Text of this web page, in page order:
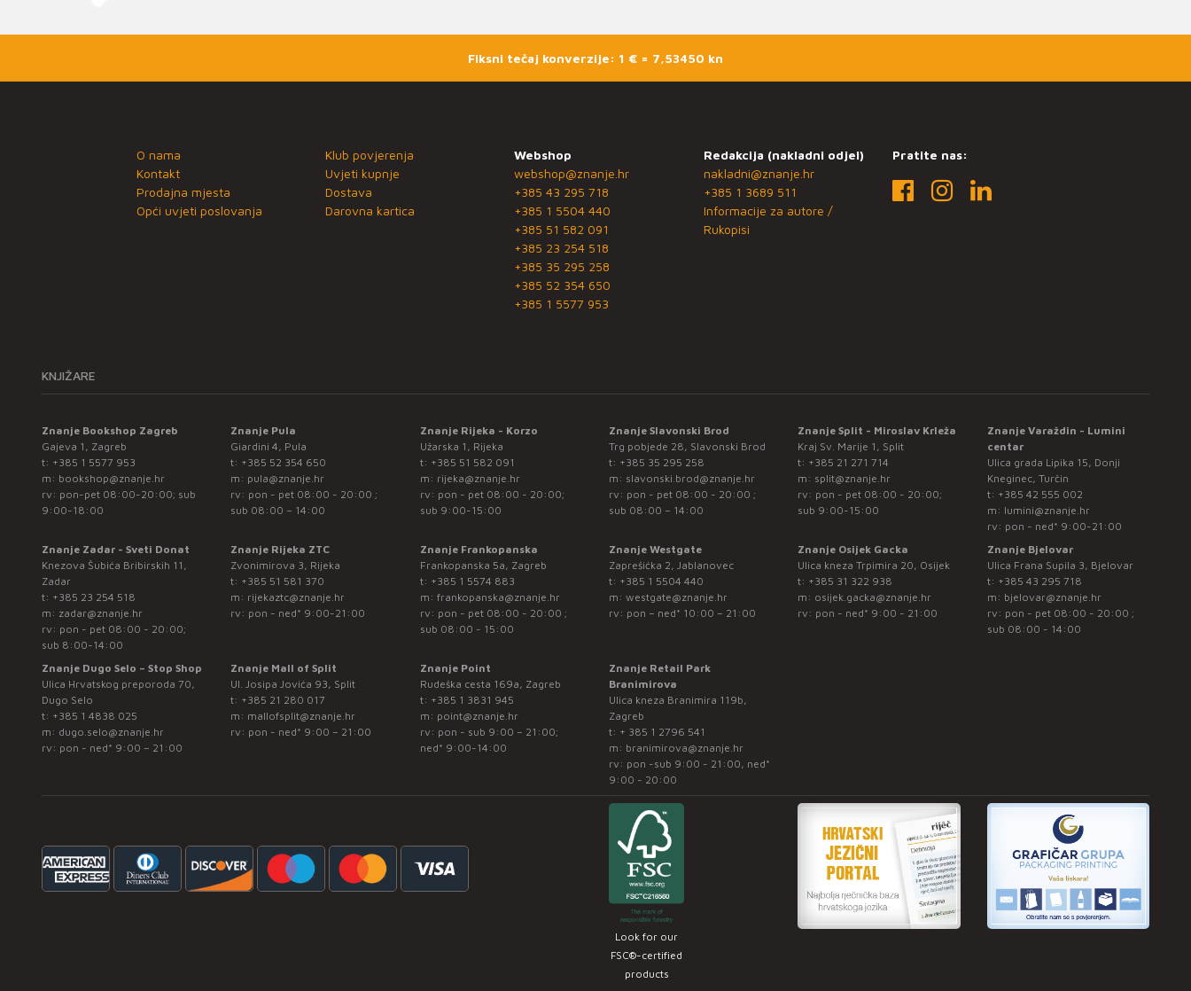
Fiksni tečaj konverzije: 1 € = 7,53450 kn
O nama
Kontakt
Prodajna mjesta
Opći uvjeti poslovanja
Klub povjerenja
Uvjeti kupnje
Dostava
Darovna kartica
Webshop
webshop@znanje.hr
+385 43 295 718
+385 1 5504 440
+385 51 582 091
+385 23 254 518
+385 35 295 258
+385 52 354 650
+385 1 5577 953
Redakcija (nakladni odjel)
nakladni@znanje.hr
+385 1 3689 511
Informacije za autore /
Rukopisi
Pratite nas:
KNJIŽARE
Znanje Bookshop Zagreb
Gajeva 1, Zagreb
t: +385 1 5577 953
m: bookshop@znanje.hr
rv: pon-pet 08:00-20:00; sub
9:00-18:00
Znanje Pula
Giardini 4, Pula
t: +385 52 354 650
m: pula@znanje.hr
rv: pon - pet 08:00 - 20:00 ;
sub 08:00 – 14:00
Znanje Rijeka - Korzo
Užarska 1, Rijeka
t: +385 51 582 091
m: rijeka@znanje.hr
rv: pon - pet 08:00 - 20:00;
sub 9:00-15:00
Znanje Slavonski Brod
Trg pobjede 28, Slavonski Brod
t: +385 35 295 258
m: slavonski.brod@znanje.hr
rv: pon - pet 08:00 - 20:00 ;
sub 08:00 – 14:00
Znanje Split - Miroslav Krleža
Kraj Sv. Marije 1, Split
t: +385 21 271 714
m: split@znanje.hr
rv: pon - pet 08:00 - 20:00;
sub 9:00-15:00
Znanje Varaždin - Lumini
centar
Ulica grada Lipika 15, Donji
Kneginec, Turčin
t: +385 42 555 002
m: lumini@znanje.hr
rv: pon - ned* 9:00-21:00
Znanje Zadar - Sveti Donat
Knezova Šubića Bribirskih 11,
Zadar
t: +385 23 254 518
m: zadar@znanje.hr
rv: pon - pet 08:00 - 20:00;
sub 8:00-14:00
Znanje Rijeka ZTC
Zvonimirova 3, Rijeka
t: +385 51 581 370
m: rijekaztc@znanje.hr
rv: pon - ned* 9:00-21:00
Znanje Frankopanska
Frankopanska 5a, Zagreb
t: +385 1 5574 883
m: frankopanska@znanje.hr
rv: pon - pet 08:00 - 20:00 ;
sub 08:00 - 15:00
Znanje Westgate
Zaprešićka 2, Jablanovec
t: +385 1 5504 440
m: westgate@znanje.hr
rv: pon – ned* 10:00 – 21:00
Znanje Osijek Gacka
Ulica kneza Trpimira 20, Osijek
t: +385 31 322 938
m: osijek.gacka@znanje.hr
rv: pon - ned* 9:00 - 21:00
Znanje Bjelovar
Ulica Frana Supila 3, Bjelovar
t: +385 43 295 718
m: bjelovar@znanje.hr
rv: pon - pet 08:00 - 20:00 ;
sub 08:00 - 14:00
Znanje Dugo Selo – Stop Shop
Ulica Hrvatskog preporoda 70,
Dugo Selo
t: +385 1 4838 025
m: dugo.selo@znanje.hr
rv: pon - ned* 9:00 – 21:00
Znanje Mall of Split
Ul. Josipa Jovića 93, Split
t: +385 21 280 017
m: mallofsplit@znanje.hr
rv: pon - ned* 9:00 – 21:00
Znanje Point
Rudeška cesta 169a, Zagreb
t: +385 1 3831 945
m: point@znanje.hr
rv: pon - sub 9:00 – 21:00;
ned* 9:00-14:00
Znanje Retail Park
Branimirova
Ulica kneza Branimira 119b,
Zagreb
t: + 385 1 2796 541
m: branimirova@znanje.hr
rv: pon -sub 9:00 - 21:00, ned*
9:00 - 20:00
Look for our
FSC®-certified
products